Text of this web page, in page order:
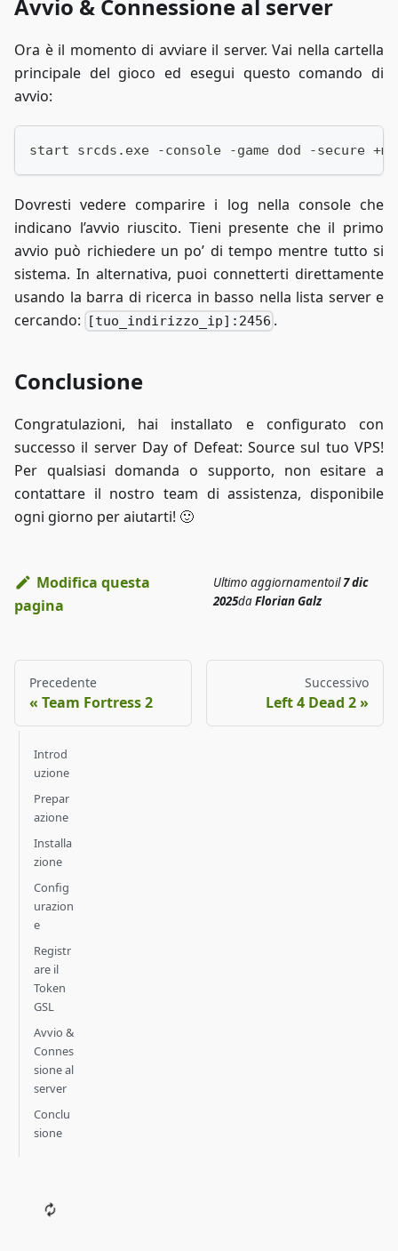
Avvio & Connessione al server
Ora è il momento di avviare il server. Vai nella cartella
principale del gioco ed esegui questo comando di
avvio:
start srcds.exe -console -game dod -secure
Dovresti vedere comparire i log nella console che
indicano l’avvio riuscito. Tieni presente che il primo
avvio può richiedere un po’ di tempo mentre tutto si
sistema. In alternativa, puoi connetterti direttamente
usando la barra di ricerca in basso nella lista server e
cercando:
[tuo_indirizzo_ip]:2456 .
Conclusione
Congratulazioni, hai installato e configurato con
successo il server Day of Defeat: Source sul tuo VPS!
Per qualsiasi domanda o supporto, non esitare a
contattare il nostro team di assistenza, disponibile
ogni giorno per aiutarti! 🙂
Modifica questa
pagina
Ultimo aggiornamentoil7 dic
2025daFlorian Galz
Precedente
Team Fortress 2
Successivo
Left 4 Dead 2
Introd
uzione
Prepar
azione
Installa
zione
Config
urazion
e
Registr
are il
Token
GSL
Avvio &
Connes
sione al
server
Conclu
sione